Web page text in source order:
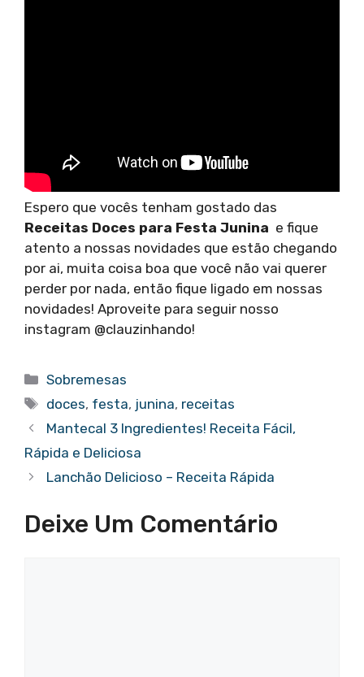
Espero que vocês tenham gostado das
Receitas Doces para Festa Junina e fique
atento a nossas novidades que estão chegando
por ai, muita coisa boa que você não vai querer
perder por nada, então fique ligado em nossas
novidades! Aproveite para seguir nosso
instagram @clauzinhando!
Categorias
Sobremesas
Tags
doces, festa, junina, receitas
Mantecal 3 Ingredientes! Receita Fácil,
Rápida e Deliciosa
Lanchão Delicioso – Receita Rápida
Deixe Um Comentário